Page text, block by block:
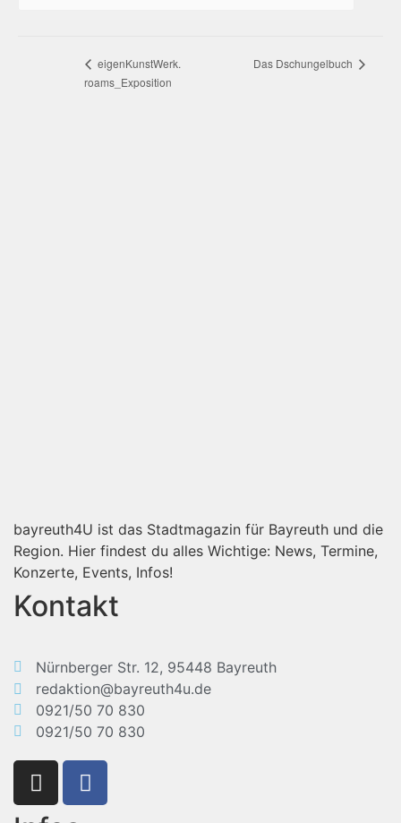
Veranstaltung-
Navigation
eigenKunstWerk.
roams_Exposition
Das Dschungelbuch
bayreuth4U ist das Stadtmagazin für Bayreuth und die
Region. Hier findest du alles Wichtige: News, Termine,
Konzerte, Events, Infos!
Kontakt
Nürnberger Str. 12, 95448 Bayreuth
redaktion@bayreuth4u.de
0921/50 70 830
0921/50 70 830